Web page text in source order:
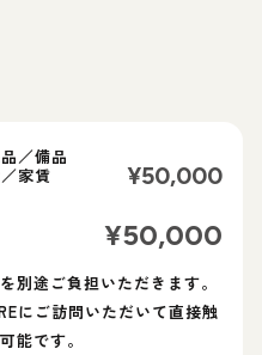
／備品
家賃
¥50,000
¥50,000
別途ご負担いただきます。
にご訪問いただいて直接触
能です。